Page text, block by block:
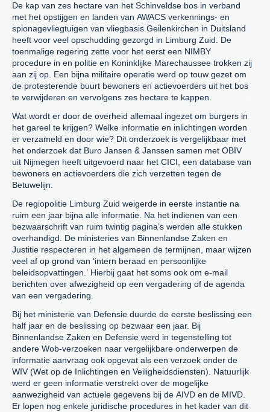
De kap van zes hectare van het Schinveldse bos in verband
met het opstijgen en landen van AWACS verkennings- en
spionagevliegtuigen van vliegbasis Geilenkirchen in Duitsland
heeft voor veel opschudding gezorgd in Limburg Zuid. De
toenmalige regering zette voor het eerst een NIMBY
procedure in en politie en Koninklijke Marechaussee trokken zij
aan zij op. Een bijna militaire operatie werd op touw gezet om
de protesterende buurt bewoners en actievoerders uit het bos
te verwijderen en vervolgens zes hectare te kappen.
Wat wordt er door de overheid allemaal ingezet om burgers in
het gareel te krijgen? Welke informatie en inlichtingen worden
er verzameld en door wie? Dit onderzoek is vergelijkbaar met
het onderzoek dat Buro Jansen & Janssen samen met OBIV
uit Nijmegen heeft uitgevoerd naar het CICI, een database van
bewoners en actievoerders die zich verzetten tegen de
Betuwelijn.
De regiopolitie Limburg Zuid weigerde in eerste instantie na
ruim een jaar bijna alle informatie. Na het indienen van een
bezwaarschrift van ruim twintig pagina’s werden alle stukken
overhandigd. De ministeries van Binnenlandse Zaken en
Justitie respecteren in het algemeen de termijnen, maar wijzen
veel af op grond van ‘intern beraad en persoonlijke
beleidsopvattingen.’ Hierbij gaat het soms ook om e-mail
berichten over afwezigheid op een vergadering of de agenda
van een vergadering.
Bij het ministerie van Defensie duurde de eerste beslissing een
half jaar en de beslissing op bezwaar een jaar. Bij
Binnenlandse Zaken en Defensie werd in tegenstelling tot
andere Wob-verzoeken naar vergelijkbare onderwerpen de
informatie aanvraag ook opgevat als een verzoek onder de
WIV (Wet op de Inlichtingen en Veiligheidsdiensten). Natuurlijk
werd er geen informatie verstrekt over de mogelijke
aanwezigheid van actuele gegevens bij de AIVD en de MIVD.
Er lopen nog enkele juridische procedures in het kader van dit